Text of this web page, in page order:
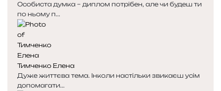
Особиста думка – диплом потрібен, але чи будеш ти
по ньому п...
Тимченко Елена
Дуже життєва тема. Інколи настільки звикаєш усім
допомагати...